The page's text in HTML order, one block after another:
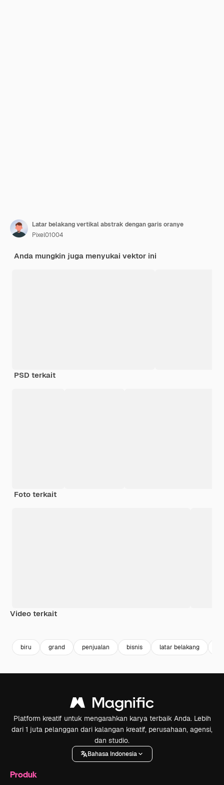
Latar belakang vertikal abstrak dengan garis oranye
Pixel01004
Anda mungkin juga menyukai vektor ini
PSD terkait
Foto terkait
Video terkait
biru grand penjualan bisnis latar belakang
Platform kreatif untuk mengarahkan karya terbaik Anda. Lebih
dari 1 juta pelanggan dari kalangan kreatif, perusahaan, agensi,
dan studio.
Bahasa Indonesia
Produk